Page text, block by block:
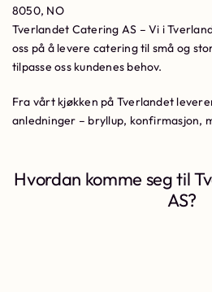
8050, NO
Tverlandet Catering AS – Vi i
oss på å levere catering til små og
tilpasse oss kundenes behov.
Fra vårt kjøkken på Tverlandet
anledninger – bryllup, konfirmasjon,
Hvordan komme seg til
AS?